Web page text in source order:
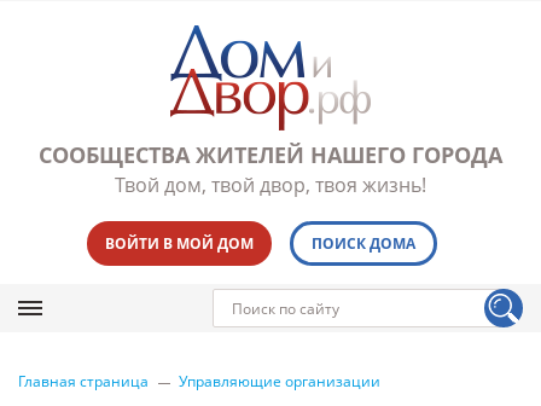
СООБЩЕСТВА ЖИТЕЛЕЙ НАШЕГО ГОРОДА
Твой дом, твой двор, твоя жизнь!
ВОЙТИ В МОЙ ДОМ ПОИСК ДОМА
Главная страница Управляющие организации